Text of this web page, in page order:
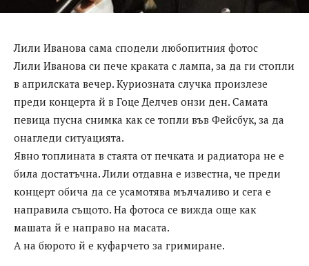
Лили Иванова сама сподели любопитния фотос
Лили Иванова си пече краката с лампа, за да ги стопли
в априлската вечер. Куриозната случка произлезе
преди концерта й в Гоце Делчев онзи ден. Самата
певица пусна снимка как се топли във Фейсбук, за да
онагледи ситуацията.
Явно топлината в стаята от печката и радиатора не е
била достатъчна. Лили отдавна е известна, че преди
концерт обича да се усамотява мълчаливо и сега е
направила същото. На фотоса се вижда още как
машата й е направо на масата.
А на бюрото й е куфарчето за гримиране.